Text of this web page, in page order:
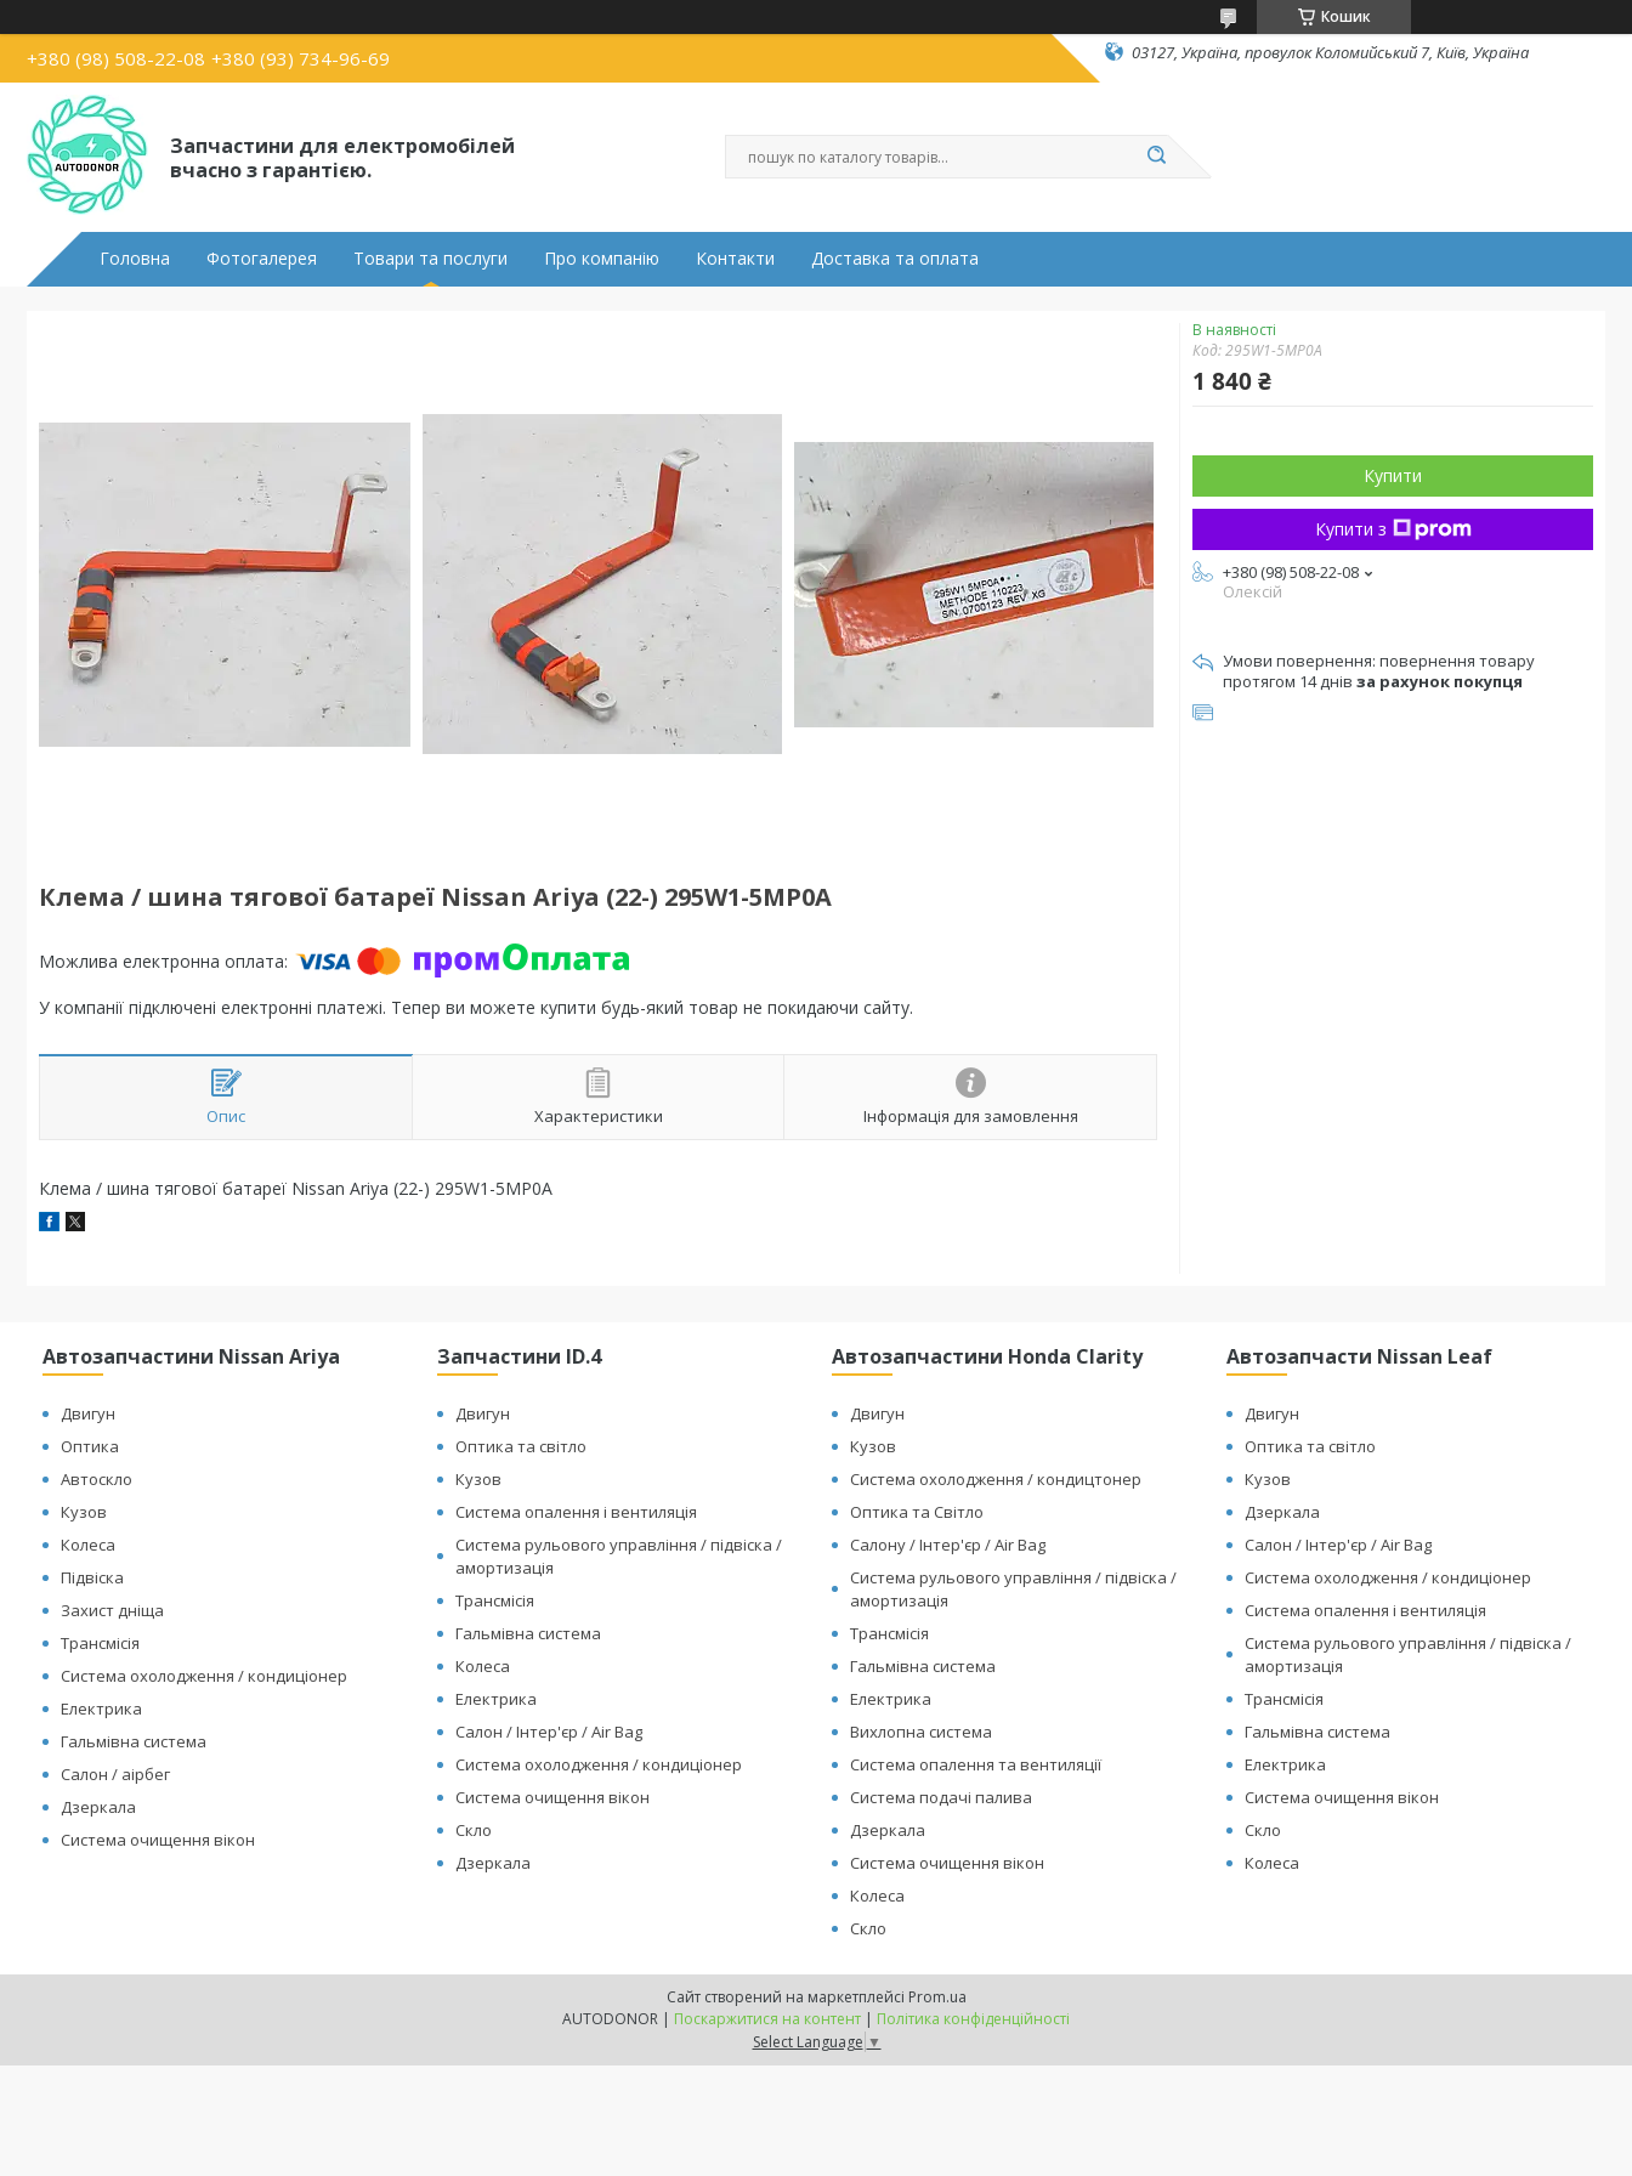
Кошик
+380 (98) 508-22-08 +380 (93) 734-96-69 03127, Україна, провулок Коломийський 7, Київ, Україна
Запчастини для електромобілей
вчасно з гарантією.
Головна Фотогалерея Товари та послуги Про компанію Контакти Доставка та оплата
Клема / шина тягової батареї Nissan Ariya (22-) 295W1-5MP0A
У компанії підключені електронні платежі. Тепер ви можете купити будь-який товар не покидаючи сайту.
Опис Характеристики Інформація для замовлення
Клема / шина тягової батареї Nissan Ariya (22-) 295W1-5MP0A
В наявності
Код:295W1-5MP0A
1 840 ₴
Купити
Купити з
+380 (98) 508-22-08
Олексій
повернення товару
протягом 14 днів за рахунок покупця
Автозапчастини Nissan Ariya
Двигун
Оптика
Автоскло
Кузов
Колеса
Підвіска
Захист дніща
Трансмісія
Система охолодження / кондиціонер
Електрика
Гальмівна система
Салон / аірбег
Дзеркала
Система очищення вікон
Запчастини ID.4
Двигун
Оптика та світло
Кузов
Система опалення і вентиляція
Система рульового управління / підвіска /
амортизація
Трансмісія
Гальмівна система
Колеса
Електрика
Салон / Інтер'єр / Air Bag
Система охолодження / кондиціонер
Система очищення вікон
Скло
Дзеркала
Автозапчастини Honda Clarity
Двигун
Кузов
Система охолодження / кондицтонер
Оптика та Світло
Салону / Інтер'єр / Air Bag
Система рульового управління / підвіска /
амортизація
Трансмісія
Гальмівна система
Електрика
Вихлопна система
Система опалення та вентиляції
Система подачі палива
Дзеркала
Система очищення вікон
Колеса
Скло
Автозапчасти Nissan Leaf
Двигун
Оптика та світло
Кузов
Дзеркала
Салон / Інтер'єр / Air Bag
Система охолодження / кондиціонер
Система опалення і вентиляція
Система рульового управління / підвіска /
амортизація
Трансмісія
Гальмівна система
Електрика
Система очищення вікон
Скло
Колеса
Сайт створений на маркетплейсі Prom.ua
AUTODONOR | Поскаржитися на контент | Політика конфіденційності
Select Language ▼